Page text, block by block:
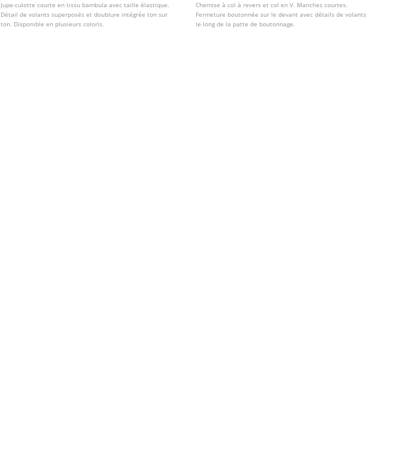
Jupe-culotte courte en tissu bambula avec taille élastique.
Détail de volants superposés et doublure intégrée ton sur
ton. Disponible en plusieurs coloris.
Chemise à col à revers et col en V. Manches courtes.
Fermeture boutonnée sur le devant avec détails de volants
le long de la patte de boutonnage.